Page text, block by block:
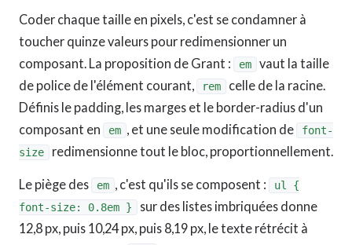
Coder chaque taille en pixels, c'est se condamner à
toucher quinze valeurs pour redimensionner un
composant. La proposition de Grant :
em
vaut la taille
de police de l'élément courant,
rem
celle de la racine.
Définis le padding, les marges et le border-radius d'un
composant en
em , et une seule modification de
font-
size
redimensionne tout le bloc, proportionnellement.
Le piège des em , c'est qu'ils se composent :
ul {
font-size: 0.8em }
sur des listes imbriquées donne
12,8 px, puis 10,24 px, puis 8,19 px, le texte rétrécit à